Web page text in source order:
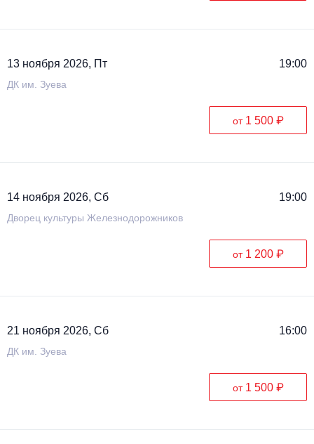
13 ноября 2026, Пт 19:00
ДК им. Зуева
от 1 500 ₽
14 ноября 2026, Сб 19:00
Дворец культуры Железнодорожников
от 1 200 ₽
21 ноября 2026, Сб 16:00
ДК им. Зуева
от 1 500 ₽